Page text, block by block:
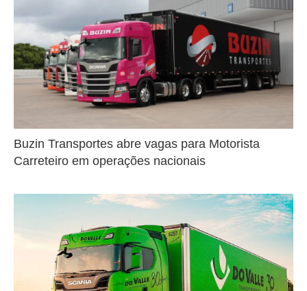
Buzin Transportes abre vagas para Motorista
Carreteiro em operações nacionais